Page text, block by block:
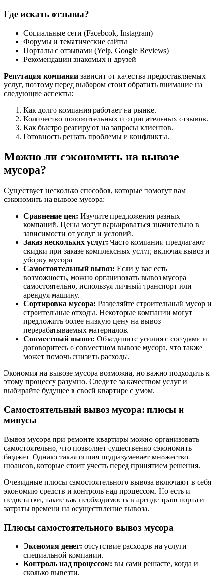
Где искать отзывы?
Социальные сети (Facebook, Instagram)
Форумы и тематические сайты
Порталы с отзывами (Yelp, Google Reviews)
Рекомендации знакомых и друзей
Репутация компании зависит от качества предоставляемых
услуг, поэтому перед выбором стоит обратить внимание на
следующие аспекты:
Как долго компания работает на рынке.
Количество положительных и отрицательных отзывов.
Как быстро реагируют на запросы клиентов.
Готовность решать проблемы и конфликты.
Можно ли сэкономить на вывозе
мусора?
Существует несколько способов, которые помогут вам
сэкономить на вывозе мусора:
Сравнение цен: Изучите предложения разных
компаний. Цены могут варьироваться значительно в
зависимости от услуг и условий.
Заказ нескольких услуг: Часто компании предлагают
скидки при заказе комплексных услуг, включая вывоз и
уборку мусора.
Самостоятельный вывоз: Если у вас есть
возможность, можно организовать вывоз мусора
самостоятельно, используя личный транспорт или
арендуя машину.
Сортировка мусора: Разделяйте строительный мусор и
строительные отходы. Некоторые компании могут
предложить более низкую цену на вывоз
перерабатываемых материалов.
Совместный вывоз: Объедините усилия с соседями и
договоритесь о совместном вывозе мусора, что также
может помочь снизить расходы.
Экономия на вывозе мусора возможна, но важно подходить к
этому процессу разумно. Следите за качеством услуг и
выбирайте будущее в своей квартире с умом.
Самостоятельный вывоз мусора: плюсы и
минусы
Вывоз мусора при ремонте квартиры можно организовать
самостоятельно, что позволяет существенно сэкономить
бюджет. Однако такая опция подразумевает множество
нюансов, которые стоит учесть перед принятием решения.
Очевидные плюсы самостоятельного вывоза включают в себя
экономию средств и контроль над процессом. Но есть и
недостатки, такие как необходимость в аренде транспорта и
затраты времени на осуществление вывоза.
Плюсы самостоятельного вывоз мусора
Экономия денег: отсутствие расходов на услуги
специальной компании.
Контроль над процессом: вы сами решаете, когда и
сколько вывезти.